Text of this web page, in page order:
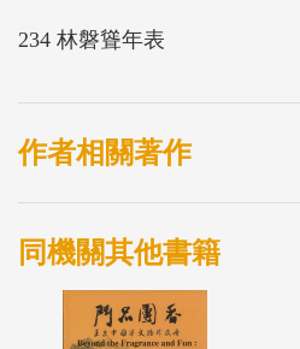
234 林磐聳年表
作者相關著作
同機關其他書籍